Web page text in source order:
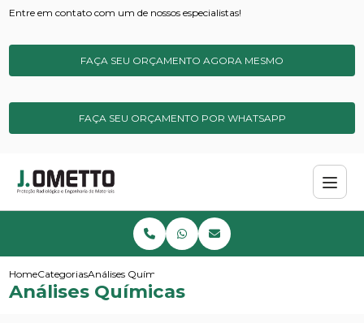
Entre em contato com um de nossos especialistas!
FAÇA SEU ORÇAMENTO AGORA MESMO
FAÇA SEU ORÇAMENTO POR WHATSAPP
HomeCategoriasAnálises Químicas
Análises Químicas